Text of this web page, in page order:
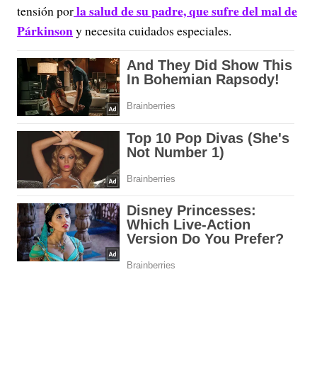
tensión porla salud de su padre, que sufre del mal de
Párkinsony necesita cuidados especiales.